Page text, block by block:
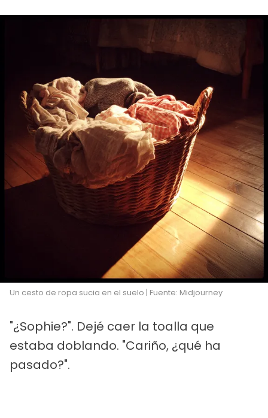
Un cesto de ropa sucia en el suelo | Fuente: Midjourney
"¿Sophie?". Dejé caer la toalla que
estaba doblando. "Cariño, ¿qué ha
pasado?".